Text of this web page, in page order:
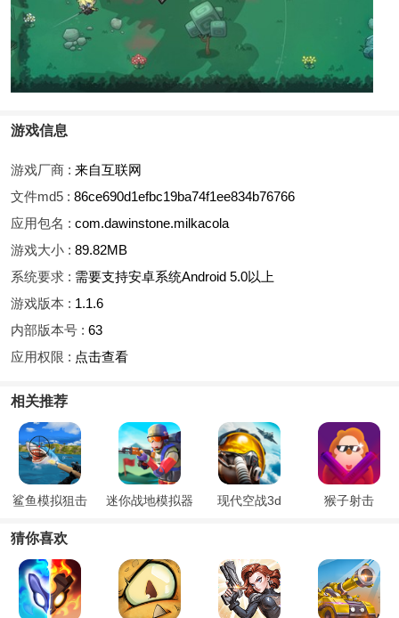
游戏信息
游戏厂商 : 来自互联网
文件md5 : 86ce690d1efbc19ba74f1ee834b76766
应用包名 : com.dawinstone.milkacola
游戏大小 : 89.82MB
系统要求 : 需要支持安卓系统Android 5.0以上
游戏版本 : 1.1.6
内部版本号 : 63
应用权限 : 点击查看
相关推荐
鲨鱼模拟狙击 迷你战地模拟器 现代空战3d 猴子射击
猜你喜欢